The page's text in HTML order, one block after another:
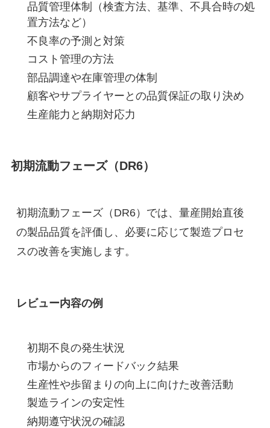
品質管理体制（検査方法、基準、不具合時の処
置方法など）
不良率の予測と対策
コスト管理の方法
部品調達や在庫管理の体制
顧客やサプライヤーとの品質保証の取り決め
生産能力と納期対応力
初期流動フェーズ（DR6）
初期流動フェーズ（DR6）では、量産開始直後
の製品品質を評価し、必要に応じて製造プロセ
スの改善を実施します。
レビュー内容の例
初期不良の発生状況
市場からのフィードバック結果
生産性や歩留まりの向上に向けた改善活動
製造ラインの安定性
納期遵守状況の確認